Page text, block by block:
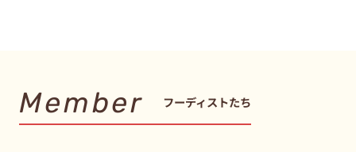
Member フーディストたち